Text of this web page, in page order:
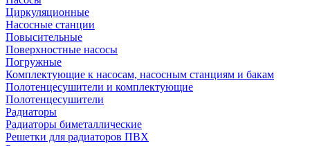
Циркуляционные
Насосные станции
Повысительные
Поверхностные насосы
Погружные
Комплектующие к насосам, насосным станциям и бакам
Полотенцесушители и комплектующие
Полотенцесушители
Радиаторы
Радиаторы биметаллические
Решетки для радиаторов ПВХ